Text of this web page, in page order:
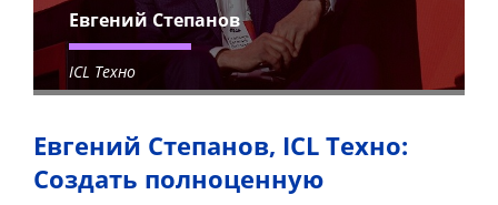
Евгений Степанов
ICL Техно
Евгений Степанов, ICL Техно:
Создать полноценную